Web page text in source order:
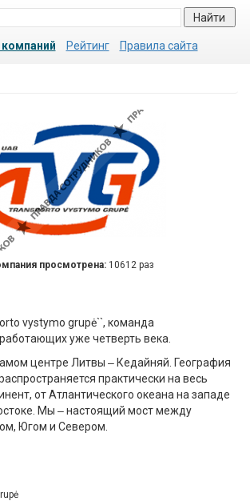
Найти
компаний Рейтинг Правила сайта
просмотрена: 10612 раз
vystymo grupė``, команда
уже четверть века.
центре Литвы ‒ Кедайняй. География
практически на весь
от Атлантического океана на западе
Мы ‒ настоящий мост между
Югом и Севером.